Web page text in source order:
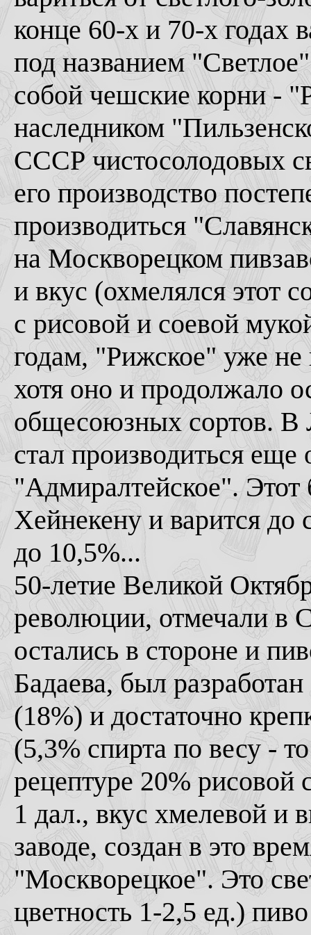
конце 60-х и 70-х годах
под названием
собой чешские корни -
наследником
СССР чистосолодовых
его производство
производиться
на Москворецком
и вкус (охмелялся этот
с рисовой и соевой
годам, "Рижское" уже не
хотя оно и продолжало
общесоюзных сортов. В
стал производиться
"Адмиралтейское". Этот
Хейнекену и варится до
до 10,5%...
50-летие Великой
революции, отмечали в
остались в стороне и
Бадаева, был
(18%) и достаточно
(5,3% спирта по весу -
рецептуре 20% рисовой
1 дал., вкус хмелевой
заводе, создан в это
"Москворецкое". Это
цветность 1-2,5 ед.)